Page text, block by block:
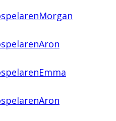
Morgan
Aron
Emma
Aron